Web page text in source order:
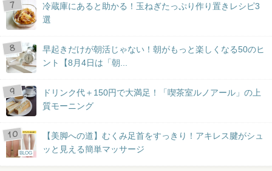
冷蔵庫にあると助かる！玉ねぎたっぷり作り置きレシピ3
選
早起きだけが朝活じゃない！朝がもっと楽しくなる50のヒ
ント【8月4日は「朝...
ドリンク代＋150円で大満足！「喫茶室ルノアール」の上
質モーニング
BLOG
【美脚への道】むくみ足首をすっきり！アキレス腱がシュ
ッと見える簡単マッサージ